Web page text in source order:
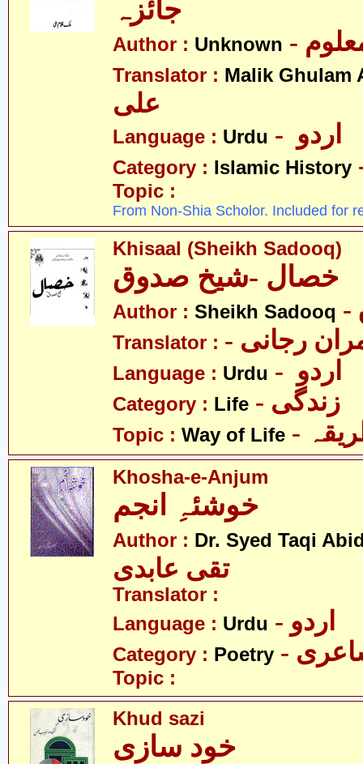
Author : Unknown
Translator : Malik Ghulam
علی
Language : Urdu
Category : Islamic History
Topic :
From Non-Shia Scholor. Included for
Khisaal (Sheikh Sadooq)
خصال -شیخ صدوق
Author : Sheikh Sadooq
Translator : رجانی
Language : Urdu
Category : Life - زندگی
Topic : Way of Life
Khosha-e-Anjum
خوشئہِ انجم
Author : Dr. Syed Taqi
تقی عابدی
Translator :
Language : Urdu - اردو
Category : Poetry
Topic :
Khud sazi
خود سازی